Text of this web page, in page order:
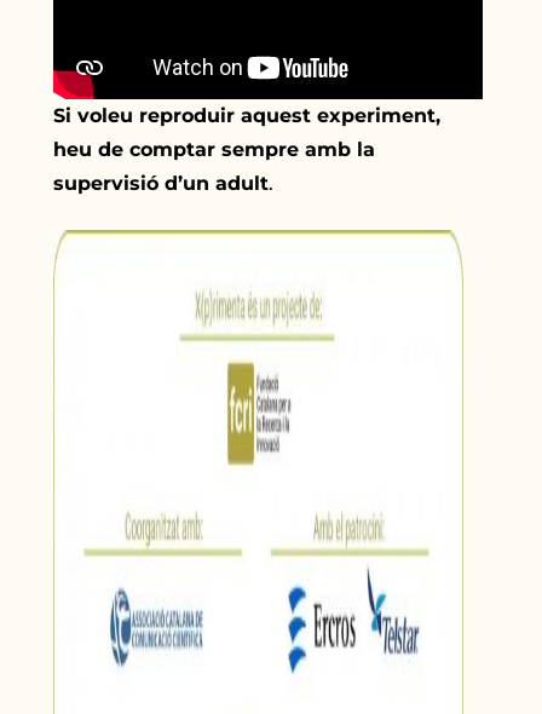
Si voleu reproduir aquest experiment,
heu de comptar sempre amb la
supervisió d’un adult.